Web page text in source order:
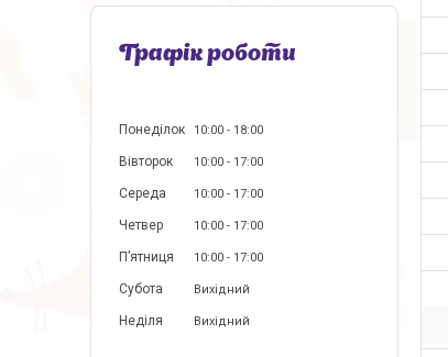
Графік роботи
Понеділок 10:00 18:00
Вівторок 10:00 17:00
Середа 10:00 17:00
Четвер 10:00 17:00
Пʼятниця 10:00 17:00
Субота Вихідний
Неділя Вихідний